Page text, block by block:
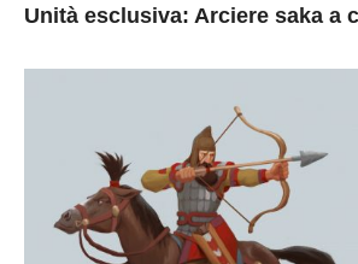
Unità esclusiva: Arciere saka a